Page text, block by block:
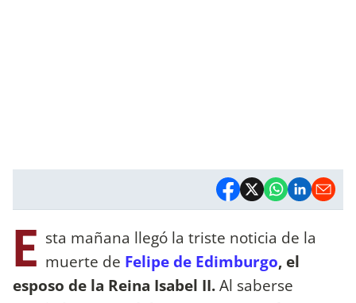
E sta mañana llegó la triste noticia de la
muerte de Felipe de Edimburgo, el
esposo de la Reina Isabel II.Al saberse